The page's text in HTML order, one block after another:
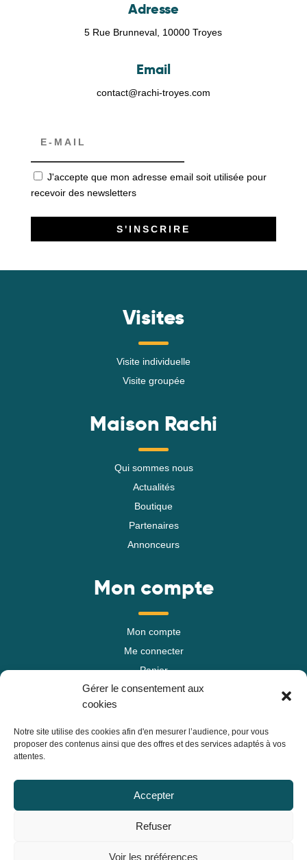
Gérer le consentement aux
cookies
Notre site utilise des cookies afin d'en mesurer l’audience, pour vous
proposer des contenus ainsi que des offres et des services adaptés à vos
attentes.
Accepter
Refuser
Voir les préférences
Adresse
5 Rue Brunneval, 10000 Troyes
Email
contact@rachi-troyes.com
J'accepte que mon adresse email soit utilisée pour
recevoir des newsletters
Visites
Visite individuelle
Visite groupée
Maison Rachi
Qui sommes nous
Actualités
Boutique
Partenaires
Annonceurs
Mon compte
Mon compte
Me connecter
Panier
Mes commandes
Mes informations